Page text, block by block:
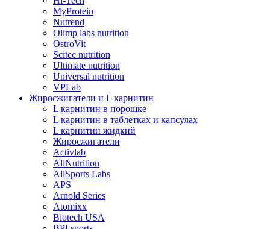
MyProtein
Nutrend
Olimp labs nutrition
OstroVit
Scitec nutrition
Ultimate nutrition
Universal nutrition
VPLab
Жиросжигатели и L карнитин
L карнитин в порошке
L карнитин в таблетках и капсулах
L карнитин жидкий
Жиросжигатели
Activlab
AllNutrition
AllSports Labs
APS
Arnold Series
Atomixx
Biotech USA